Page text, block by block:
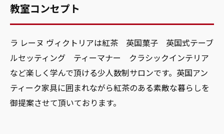
教室コンセプト
ラ レーヌ ヴィクトリアは紅茶 英国菓子 英国式テーブ
ルセッティング ティーマナー クラシックインテリア
など楽しく学んで頂ける少人数制サロンです。英国アン
ティーク家具に囲まれながら紅茶のある素敵な暮らしを
御提案させて頂いております。